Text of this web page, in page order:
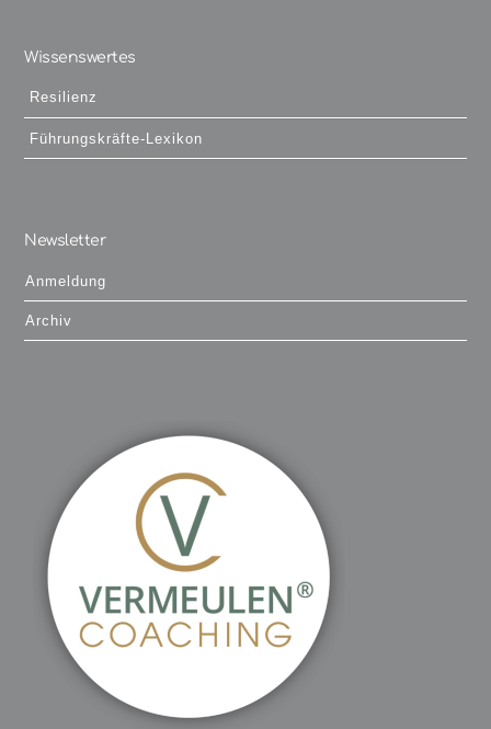
Wissenswertes
Resilienz
Führungskräfte-Lexikon
Newsletter
Anmeldung
Archiv